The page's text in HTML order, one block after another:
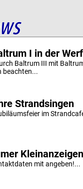
I in der
Baltrum III mit
beachten...
Strandsingen
im
Kleinanzeigen
mit angeben!...